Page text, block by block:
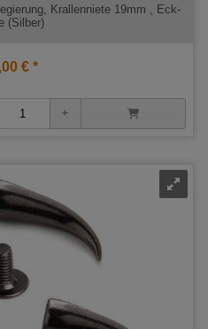
Krallenniete 19mm , Eck-
(Silber)
€ *